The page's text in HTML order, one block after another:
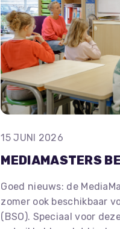
15 JUNI 2026
MEDIAMASTERS
Goed nieuws: de
zomer ook beschikbaar
(BSO). Speciaal voor